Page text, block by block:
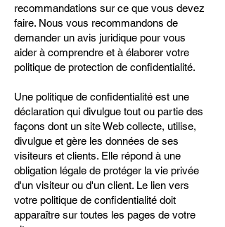
recommandations sur ce que vous devez
faire. Nous vous recommandons de
demander un avis juridique pour vous
aider à comprendre et à élaborer votre
politique de protection de confidentialité.
Une politique de confidentialité est une
déclaration qui divulgue tout ou partie des
façons dont un site Web collecte, utilise,
divulgue et gère les données de ses
visiteurs et clients. Elle répond à une
obligation légale de protéger la vie privée
d'un visiteur ou d'un client. Le lien vers
votre politique de confidentialité doit
apparaître sur toutes les pages de votre